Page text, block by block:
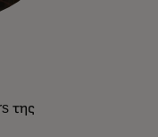
της